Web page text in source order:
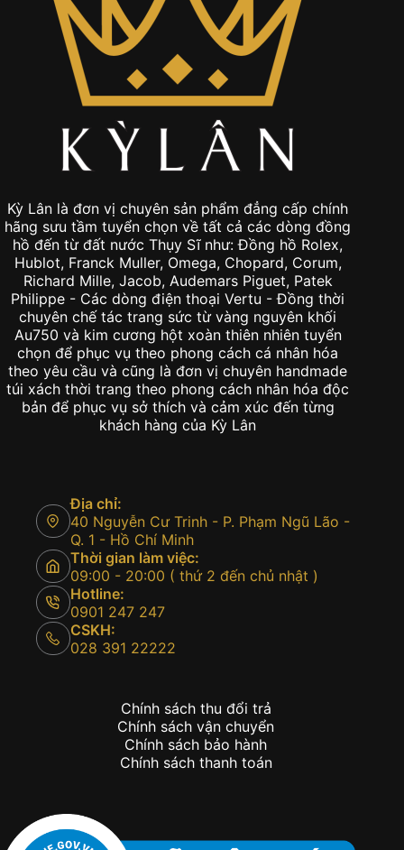
Kỳ Lân là đơn vị chuyên sản phẩm đẳng cấp chính
hãng sưu tầm tuyển chọn về tất cả các dòng đồng
hồ đến từ đất nước Thụy Sĩ như: Đồng hồ Rolex,
Hublot, Franck Muller, Omega, Chopard, Corum,
Richard Mille, Jacob, Audemars Piguet, Patek
Philippe - Các dòng điện thoại Vertu - Đồng thời
chuyên chế tác trang sức từ vàng nguyên khối
Au750 và kim cương hột xoàn thiên nhiên tuyển
chọn để phục vụ theo phong cách cá nhân hóa
theo yêu cầu và cũng là đơn vị chuyên handmade
túi xách thời trang theo phong cách nhân hóa độc
bản để phục vụ sở thích và cảm xúc đến từng
khách hàng của Kỳ Lân
Địa chỉ:
40 Nguyễn Cư Trinh - P. Phạm Ngũ Lão -
Q. 1 - Hồ Chí Minh
Thời gian làm việc:
09:00 - 20:00 ( thứ 2 đến chủ nhật )
Hotline:
0901 247 247
CSKH:
028 391 22222
Chính sách thu đổi trả
Chính sách vận chuyển
Chính sách bảo hành
Chính sách thanh toán